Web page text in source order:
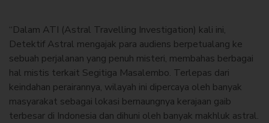
“Dalam ATI (Astral Travelling Investigation) kali ini,
Detektif Astral mengajak para audiens berpetualang ke
sebuah perjalanan yang penuh misteri, membahas berbagai
hal mistis terkait Segitiga Masalembo. Terlepas dari
keindahan perairannya, wilayah ini dipercaya oleh banyak
masyarakat sebagai lokasi bernaungnya kerajaan gaib
terbesar di Indonesia dan dihuni oleh banyak makhluk astral.